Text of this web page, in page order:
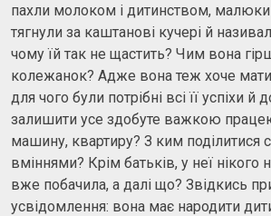
пахли молоком і дитинством, малюки
тягнули за каштанові кучері й
чому їй так не щастить? Чим вона
колежанок? Адже вона теж хоче
для чого були потрібні всі її успіхи
залишити усе здобуте важкою
машину, квартиру? З ким поділитися
вміннями? Крім батьків, у неї нікого
вже побачила, а далі що? Звідкись
усвідомлення: вона має народити